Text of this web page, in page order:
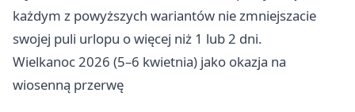
każdym z powyższych wariantów nie zmniejszacie
swojej puli urlopu o więcej niż 1 lub 2 dni.
Wielkanoc 2026 (5–6 kwietnia) jako okazja na
wiosenną przerwę